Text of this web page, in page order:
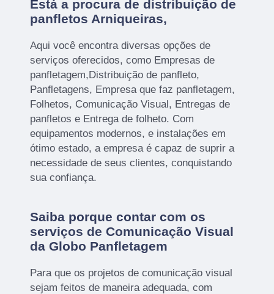
Está a procura de distribuição de
panfletos Arniqueiras,
Aqui você encontra diversas opções de
serviços oferecidos, como Empresas de
panfletagem,Distribuição de panfleto,
Panfletagens, Empresa que faz panfletagem,
Folhetos, Comunicação Visual, Entregas de
panfletos e Entrega de folheto. Com
equipamentos modernos, e instalações em
ótimo estado, a empresa é capaz de suprir a
necessidade de seus clientes, conquistando
sua confiança.
Saiba porque contar com os
serviços de Comunicação Visual
da Globo Panfletagem
Para que os projetos de comunicação visual
sejam feitos de maneira adequada, com